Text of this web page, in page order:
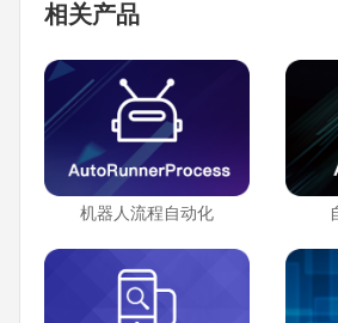
相关产品
机器人流程自动化